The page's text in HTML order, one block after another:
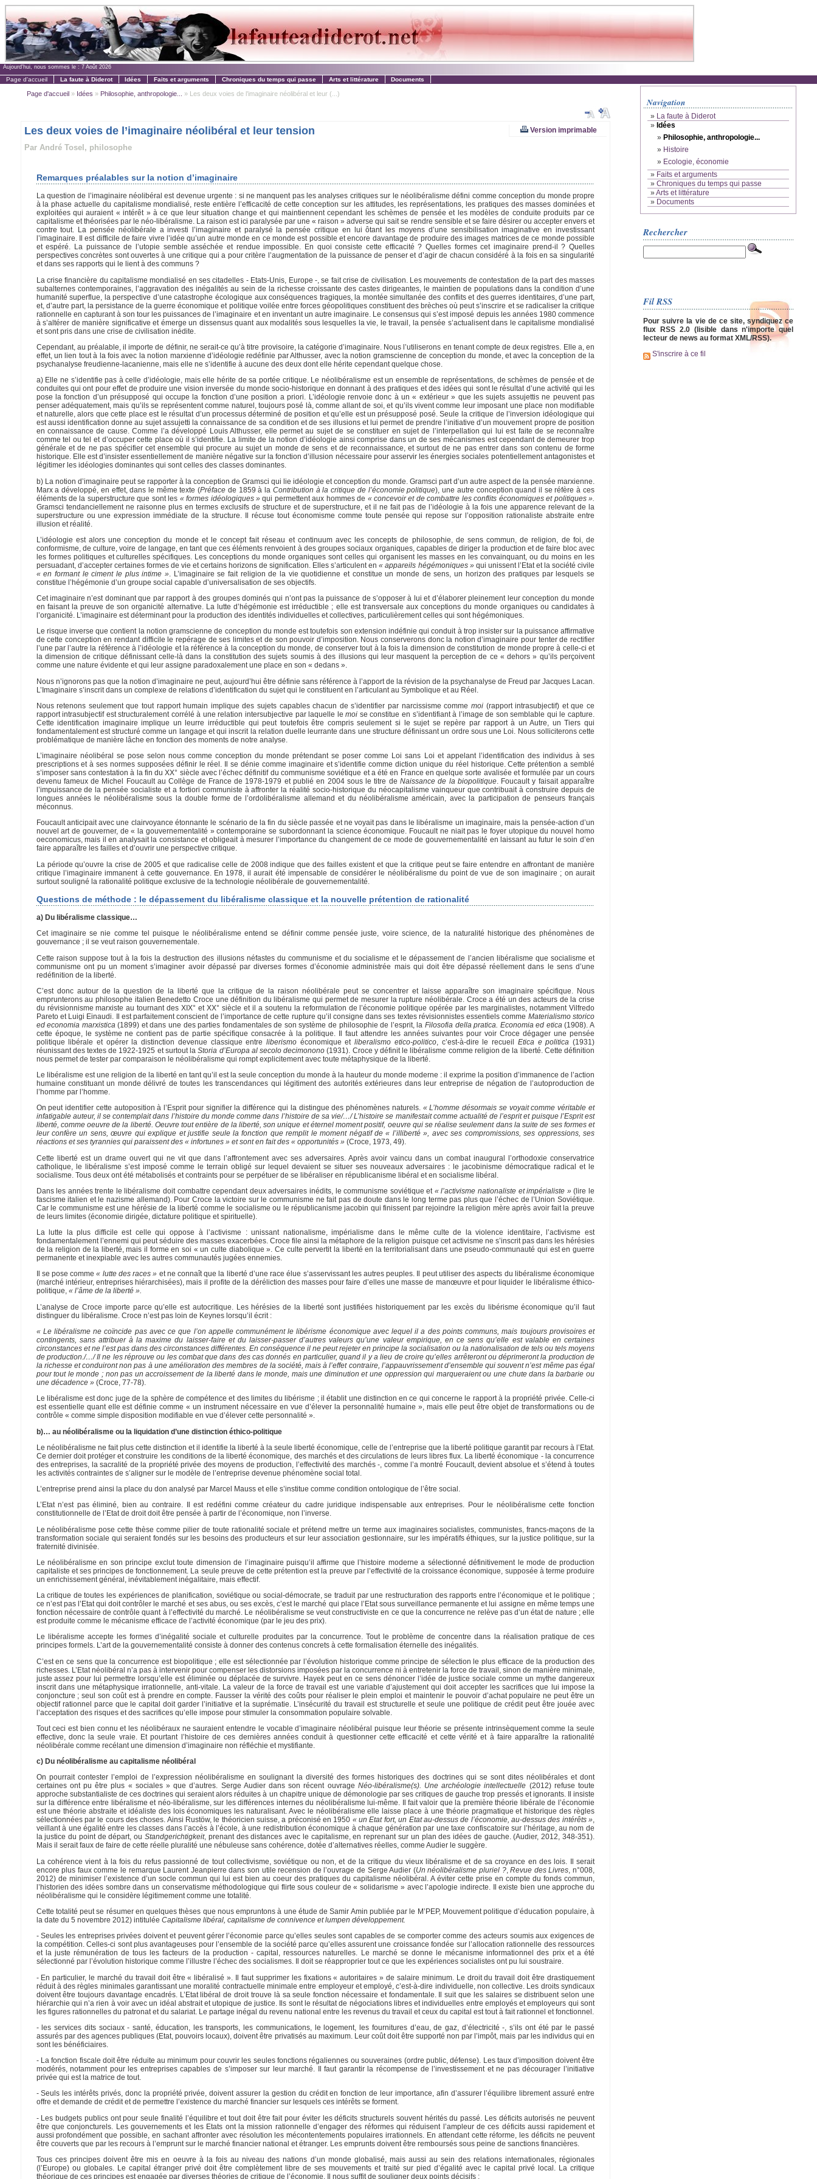
Aujourd'hui, nous sommes le : 7 Août 2026
Page d'accueil La faute à Diderot Idées Faits et arguments Chroniques du temps qui passe Arts et littérature Documents
Page d'accueil» Idées » Philosophie, anthropologie... » Les deux voies de l’imaginaire néolibéral et leur (...)
Version imprimable
Les deux voies de l’imaginaire néolibéral et leur tension
Par André Tosel, philosophe
Remarques préalables sur la notion d’imaginaire
La question de l’imaginaire néolibéral est devenue urgente : si ne manquent pas les analyses critiques sur le néolibéralisme défini comme conception du monde propre
à la phase actuelle du capitalisme mondialisé, reste entière l’efficacité de cette conception sur les attitudes, les représentations, les pratiques des masses dominées et
exploitées qui auraient « intérêt » à ce que leur situation change et qui maintiennent cependant les schèmes de pensée et les modèles de conduite produits par ce
capitalisme et théorisées par le néo-libéralisme. La raison est ici paralysée par une « raison » adverse qui sait se rendre sensible et se faire désirer ou accepter envers et
contre tout. La pensée néolibérale a investi l’imaginaire et paralysé la pensée critique en lui ôtant les moyens d’une sensibilisation imaginative en investissant
l’imaginaire. Il est difficile de faire vivre l’idée qu’un autre monde en ce monde est possible et encore davantage de produire des images matrices de ce monde possible
et espéré. La puissance de l’utopie semble asséchée et rendue impossible. En quoi consiste cette efficacité ? Quelles formes cet imaginaire prend-il ? Quelles
perspectives concrètes sont ouvertes à une critique qui a pour critère l’augmentation de la puissance de penser et d’agir de chacun considéré à la fois en sa singularité
et dans ses rapports qui le lient à des communs ?
La crise financière du capitalisme mondialisé en ses citadelles - Etats-Unis, Europe -, se fait crise de civilisation. Les mouvements de contestation de la part des masses
subalternes contemporaines, l’aggravation des inégalités au sein de la richesse croissante des castes dirigeantes, le maintien de populations dans la condition d’une
humanité superflue, la perspective d’une catastrophe écologique aux conséquences tragiques, la montée simultanée des conflits et des guerres identitaires, d’une part,
et, d’autre part, la persistance de la guerre économique et politique voilée entre forces géopolitiques constituent des brèches où peut s’inscrire et se radicaliser la critique
rationnelle en capturant à son tour les puissances de l’imaginaire et en inventant un autre imaginaire. Le consensus qui s’est imposé depuis les années 1980 commence
à s’altérer de manière significative et émerge un dissensus quant aux modalités sous lesquelles la vie, le travail, la pensée s’actualisent dans le capitalisme mondialisé
et sont pris dans une crise de civilisation inédite.
Cependant, au préalable, il importe de définir, ne serait-ce qu’à titre provisoire, la catégorie d’imaginaire. Nous l’utiliserons en tenant compte de deux registres. Elle a, en
effet, un lien tout à la fois avec la notion marxienne d’idéologie redéfinie par Althusser, avec la notion gramscienne de conception du monde, et avec la conception de la
psychanalyse freudienne-lacanienne, mais elle ne s’identifie à aucune des deux dont elle hérite cependant quelque chose.
a) Elle ne s’identifie pas à celle d’idéologie, mais elle hérite de sa portée critique. Le néolibéralisme est un ensemble de représentations, de schèmes de pensée et de
conduites qui ont pour effet de produire une vision inversée du monde socio-historique en donnant à des pratiques et des idées qui sont le résultat d’une activité qui les
pose la fonction d’un présupposé qui occupe la fonction d’une position a priori. L’idéologie renvoie donc à un « extérieur » que les sujets assujettis ne peuvent pas
penser adéquatement, mais qu’ils se représentent comme naturel, toujours posé là, comme allant de soi, et qu’ils vivent comme leur imposant une place non modifiable
et naturelle, alors que cette place est le résultat d’un processus déterminé de position et qu’elle est un présupposé posé. Seule la critique de l’inversion idéologique qui
est aussi identification donne au sujet assujetti la connaissance de sa condition et de ses illusions et lui permet de prendre l’initiative d’un mouvement propre de position
en connaissance de cause. Comme l’a développé Louis Althusser, elle permet au sujet de se constituer en sujet de l’interpellation qui lui est faite de se reconnaître
comme tel ou tel et d’occuper cette place où il s’identifie. La limite de la notion d’idéologie ainsi comprise dans un de ses mécanismes est cependant de demeurer trop
générale et de ne pas spécifier cet ensemble qui procure au sujet un monde de sens et de reconnaissance, et surtout de ne pas entrer dans son contenu de forme
historique. Elle est d’insister essentiellement de manière négative sur la fonction d’illusion nécessaire pour asservir les énergies sociales potentiellement antagonistes et
légitimer les idéologies dominantes qui sont celles des classes dominantes.
b) La notion d’imaginaire peut se rapporter à la conception de Gramsci qui lie idéologie et conception du monde. Gramsci part d’un autre aspect de la pensée marxienne.
Marx a développé, en effet, dans le même texte (Préface de 1859 à la Contribution à la critique de l’économie politique), une autre conception quand il se réfère à ces
éléments de la superstructure que sont les « formes idéologiques »qui permettent aux hommes de « concevoir et de combattre les conflits économiques et politiques ».
Gramsci tendanciellement ne raisonne plus en termes exclusifs de structure et de superstructure, et il ne fait pas de l’idéologie à la fois une apparence relevant de la
superstructure ou une expression immédiate de la structure. Il récuse tout économisme comme toute pensée qui repose sur l’opposition rationaliste abstraite entre
illusion et réalité.
L’idéologie est alors une conception du monde et le concept fait réseau et continuum avec les concepts de philosophie, de sens commun, de religion, de foi, de
conformisme, de culture, voire de langage, en tant que ces éléments renvoient à des groupes sociaux organiques, capables de diriger la production et de faire bloc avec
les formes politiques et culturelles spécifiques. Les conceptions du monde organiques sont celles qui organisent les masses en les convainquant, ou du moins en les
persuadant, d’accepter certaines formes de vie et certains horizons de signification. Elles s’articulent en« appareils hégémoniques »qui unissent l’Etat et la société civile
« en formant le ciment le plus intime ». L’imaginaire se fait religion de la vie quotidienne et constitue un monde de sens, un horizon des pratiques par lesquels se
constitue l’hégémonie d’un groupe social capable d’universalisation de ses objectifs.
Cet imaginaire n’est dominant que par rapport à des groupes dominés qui n’ont pas la puissance de s’opposer à lui et d’élaborer pleinement leur conception du monde
en faisant la preuve de son organicité alternative. La lutte d’hégémonie est irréductible ; elle est transversale aux conceptions du monde organiques ou candidates à
l’organicité. L’imaginaire est déterminant pour la production des identités individuelles et collectives, particulièrement celles qui sont hégémoniques.
Le risque inverse que contient la notion gramscienne de conception du monde est toutefois son extension indéfinie qui conduit à trop insister sur la puissance affirmative
de cette conception en rendant difficile le repérage de ses limites et de son pouvoir d’imposition. Nous conserverons donc la notion d’imaginaire pour tenter de rectifier
l’une par l’autre la référence à l’idéologie et la référence à la conception du monde, de conserver tout à la fois la dimension de constitution de monde propre à celle-ci et
la dimension de critique définissant celle-là dans la constitution des sujets soumis à des illusions qui leur masquent la perception de ce « dehors » qu’ils perçoivent
comme une nature évidente et qui leur assigne paradoxalement une place en son « dedans ».
Nous n’ignorons pas que la notion d’imaginaire ne peut, aujourd’hui être définie sans référence à l’apport de la révision de la psychanalyse de Freud par Jacques Lacan.
L’Imaginaire s’inscrit dans un complexe de relations d’identification du sujet qui le constituent en l’articulant au Symbolique et au Réel.
Nous retenons seulement que tout rapport humain implique des sujets capables chacun de s’identifier par narcissisme comme moi(rapport intrasubjectif) et que ce
rapport intrasubjectif est structuralement corrélé à une relation intersubjective par laquelle lemoi se constitue en s’identifiant à l’image de son semblable qui le capture.
Cette identification imaginaire implique un leurre irréductible qui peut toutefois être compris seulement si le sujet se repère par rapport à un Autre, un Tiers qui
fondamentalement est structuré comme un langage et qui inscrit la relation duelle leurrante dans une structure définissant un ordre sous une Loi. Nous solliciterons cette
problématique de manière lâche en fonction des moments de notre analyse.
L’imaginaire néolibéral se pose selon nous comme conception du monde prétendant se poser comme Loi sans Loi et appelant l’identification des individus à ses
prescriptions et à ses normes supposées définir le réel. Il se dénie comme imaginaire et s’identifie comme diction unique du réel historique. Cette prétention a semblé
s’imposer sans contestation à la fin du XX° siècle avec l’échec définitif du communisme soviétique et a été en France en quelque sorte avalisée et formulée par un cours
devenu fameux de Michel Foucault au Collège de France de 1978-1979 et publié en 2004 sous le titre de Naissance de la biopolitique. Foucault y faisait apparaître
l’impuissance de la pensée socialiste et a fortiori communiste à affronter la réalité socio-historique du néocapitalisme vainqueur que contribuait à construire depuis de
longues années le néolibéralisme sous la double forme de l’ordolibéralisme allemand et du néolibéralisme américain, avec la participation de penseurs français
méconnus.
Foucault anticipait avec une clairvoyance étonnante le scénario de la fin du siècle passée et ne voyait pas dans le libéralisme un imaginaire, mais la pensée-action d’un
nouvel art de gouverner, de « la gouvernementalité » contemporaine se subordonnant la science économique. Foucault ne niait pas le foyer utopique du nouvel homo
oeconomicus, mais il en analysait la consistance et obligeait à mesurer l’importance du changement de ce mode de gouvernementalité en laissant au futur le soin d’en
faire apparaître les failles et d’ouvrir une perspective critique.
La période qu’ouvre la crise de 2005 et que radicalise celle de 2008 indique que des failles existent et que la critique peut se faire entendre en affrontant de manière
critique l’imaginaire immanent à cette gouvernance. En 1978, il aurait été impensable de considérer le néolibéralisme du point de vue de son imaginaire ; on aurait
surtout souligné la rationalité politique exclusive de la technologie néolibérale de gouvernementalité.
Questions de méthode : le dépassement du libéralisme classique et la nouvelle prétention de rationalité
a) Du libéralisme classique…
Cet imaginaire se nie comme tel puisque le néolibéralisme entend se définir comme pensée juste, voire science, de la naturalité historique des phénomènes de
gouvernance ; il se veut raison gouvernementale.
Cette raison suppose tout à la fois la destruction des illusions néfastes du communisme et du socialisme et le dépassement de l’ancien libéralisme que socialisme et
communisme ont pu un moment s’imaginer avoir dépassé par diverses formes d’économie administrée mais qui doit être dépassé réellement dans le sens d’une
redéfinition de la liberté.
C’est donc autour de la question de la liberté que la critique de la raison néolibérale peut se concentrer et laisse apparaître son imaginaire spécifique. Nous
emprunterons au philosophe italien Benedetto Croce une définition du libéralisme qui permet de mesurer la rupture néolibérale. Croce a été un des acteurs de la crise
du révisionnisme marxiste au tournant des XIX° et XX° siècle et il a soutenu la reformulation de l’économie politique opérée par les marginalistes, notamment Vilfredo
Pareto et Luigi Einaudi. Il est parfaitement conscient de l’importance de cette rupture qu’il consigne dans ses textes révisionnistes essentiels comme Materialismo storico
ed economia marxistica(1899) et dans une des parties fondamentales de son système de philosophie de l’esprit, la Filosofia della pratica. Economia ed etica(1908). A
cette époque, le système ne contient pas de partie spécifique consacrée à la politique. Il faut attendre les années suivantes pour voir Croce dégager une pensée
politique libérale et opérer la distinction devenue classique entreliberismo économique etliberalismo etico-politico, c’est-à-dire le recueil Etica e politica (1931)
réunissant des textes de 1922-1925 et surtout laStoria d’Europa al secolo decimonono (1931). Croce y définit le libéralisme comme religion de la liberté. Cette définition
nous permet de tester par comparaison le néolibéralisme qui rompt explicitement avec toute métaphysique de la liberté.
Le libéralisme est une religion de la liberté en tant qu’il est la seule conception du monde à la hauteur du monde moderne : il exprime la position d’immanence de l’action
humaine constituant un monde délivré de toutes les transcendances qui légitiment des autorités extérieures dans leur entreprise de négation de l’autoproduction de
l’homme par l’homme.
On peut identifier cette autoposition à l’Esprit pour signifier la différence qui la distingue des phénomènes naturels. « L’homme désormais se voyait comme véritable et
infatigable auteur, il se contemplait dans l’histoire du monde comme dans l’histoire de sa vie/…/ L’histoire se manifestait comme actualité de l’esprit et puisque l’Esprit est
liberté, comme oeuvre de la liberté. Oeuvre tout entière de la liberté, son unique et éternel moment positif, oeuvre qui se réalise seulement dans la suite de ses formes et
leur confère un sens, œuvre qui explique et justifie seule la fonction que remplit le moment négatif de « l’illiberté », avec ses compromissions, ses oppressions, ses
réactions et ses tyrannies qui paraissent des « infortunes » et sont en fait des « opportunités »(Croce, 1973, 49).
Cette liberté est un drame ouvert qui ne vit que dans l’affrontement avec ses adversaires. Après avoir vaincu dans un combat inaugural l’orthodoxie conservatrice
catholique, le libéralisme s’est imposé comme le terrain obligé sur lequel devaient se situer ses nouveaux adversaires : le jacobinisme démocratique radical et le
socialisme. Tous deux ont été métabolisés et contraints pour se perpétuer de se libéraliser en républicanisme libéral et en socialisme libéral.
Dans les années trente le libéralisme doit combattre cependant deux adversaires inédits, le communisme soviétique et « l’activisme nationaliste et impérialiste »(lire le
fascisme italien et le nazisme allemand). Pour Croce la victoire sur le communisme ne fait pas de doute dans le long terme pas plus que l’échec de l’Union Soviétique.
Car le communisme est une hérésie de la liberté comme le socialisme ou le républicanisme jacobin qui finissent par rejoindre la religion mère après avoir fait la preuve
de leurs limites (économie dirigée, dictature politique et spirituelle).
La lutte la plus difficile est celle qui oppose à l’activisme : unissant nationalisme, impérialisme dans le même culte de la violence identitaire, l’activisme est
fondamentalement l’ennemi qui peut séduire des masses exacerbées. Croce file ainsi la métaphore de la religion puisque cet activisme ne s’inscrit pas dans les hérésies
de la religion de la liberté, mais il forme en soi « un culte diabolique ». Ce culte pervertit la liberté en la territorialisant dans une pseudo-communauté qui est en guerre
permanente et inexpiable avec les autres communautés jugées ennemies.
Il se pose comme« lutte des races » et ne connaît que la liberté d’une race élue s’asservissant les autres peuples. Il peut utiliser des aspects du libéralisme économique
(marché intérieur, entreprises hiérarchisées), mais il profite de la déréliction des masses pour faire d’elles une masse de manœuvre et pour liquider le libéralisme éthico-
politique, « l’âme de la liberté ».
L’analyse de Croce importe parce qu’elle est autocritique. Les hérésies de la liberté sont justifiées historiquement par les excès du libérisme économique qu’il faut
distinguer du libéralisme. Croce n’est pas loin de Keynes lorsqu’il écrit :
« Le libéralisme ne coïncide pas avec ce que l’on appelle communément le libérisme économique avec lequel il a des points communs, mais toujours provisoires et
contingents, sans attribuer à la maxime du laisser-faire et du laisser-passer d’autres valeurs qu’une valeur empirique, en ce sens qu’elle est valable en certaines
circonstances et ne l’est pas dans des circonstances différentes. En conséquence il ne peut rejeter en principe la socialisation ou la nationalisation de tels ou tels moyens
de production./…/ Il ne les réprouve ou les combat que dans des cas donnés en particulier, quand il y a lieu de croire qu’elles arrêteront ou déprimeront la production de
la richesse et conduiront non pas à une amélioration des membres de la société, mais à l’effet contraire, l’appauvrissement d’ensemble qui souvent n’est même pas égal
pour tout le monde ; non pas un accroissement de la liberté dans le monde, mais une diminution et une oppression qui marqueraient ou une chute dans la barbarie ou
une décadence »(Croce, 77-78).
Le libéralisme est donc juge de la sphère de compétence et des limites du libérisme ; il établit une distinction en ce qui concerne le rapport à la propriété privée. Celle-ci
est essentielle quant elle est définie comme « un instrument nécessaire en vue d’élever la personnalité humaine », mais elle peut être objet de transformations ou de
contrôle « comme simple disposition modifiable en vue d’élever cette personnalité ».
b)… au néolibéralisme ou la liquidation d’une distinction éthico-politique
Le néolibéralisme ne fait plus cette distinction et il identifie la liberté à la seule liberté économique, celle de l’entreprise que la liberté politique garantit par recours à l’Etat.
Ce dernier doit protéger et construire les conditions de la liberté économique, des marchés et des circulations de leurs libres flux. La liberté économique - la concurrence
des entreprises, la sacralité de la propriété privée des moyens de production, l’effectivité des marchés -, comme l’a montré Foucault, devient absolue et s’étend à toutes
les activités contraintes de s’aligner sur le modèle de l’entreprise devenue phénomène social total.
L’entreprise prend ainsi la place du don analysé par Marcel Mauss et elle s’institue comme condition ontologique de l’être social.
L’Etat n’est pas éliminé, bien au contraire. Il est redéfini comme créateur du cadre juridique indispensable aux entreprises. Pour le néolibéralisme cette fonction
constitutionnelle de l’Etat de droit doit être pensée à partir de l’économique, non l’inverse.
Le néolibéralisme pose cette thèse comme pilier de toute rationalité sociale et prétend mettre un terme aux imaginaires socialistes, communistes, francs-maçons de la
transformation sociale qui seraient fondés sur les besoins des producteurs et sur leur association gestionnaire, sur les impératifs éthiques, sur la justice politique, sur la
fraternité divinisée.
Le néolibéralisme en son principe exclut toute dimension de l’imaginaire puisqu’il affirme que l’histoire moderne a sélectionné définitivement le mode de production
capitaliste et ses principes de fonctionnement. La seule preuve de cette prétention est la preuve par l’effectivité de la croissance économique, supposée à terme produire
un enrichissement général, inévitablement inégalitaire, mais effectif.
La critique de toutes les expériences de planification, soviétique ou social-démocrate, se traduit par une restructuration des rapports entre l’économique et le politique ;
ce n’est pas l’Etat qui doit contrôler le marché et ses abus, ou ses excès, c’est le marché qui place l’Etat sous surveillance permanente et lui assigne en même temps une
fonction nécessaire de contrôle quant à l’effectivité du marché. Le néolibéralisme se veut constructiviste en ce que la concurrence ne relève pas d’un état de nature ; elle
est produite comme le mécanisme efficace de l’activité économique (par le jeu des prix).
Le libéralisme accepte les formes d’inégalité sociale et culturelle produites par la concurrence. Tout le problème de concentre dans la réalisation pratique de ces
principes formels. L’art de la gouvernementalité consiste à donner des contenus concrets à cette formalisation éternelle des inégalités.
C’est en ce sens que la concurrence est biopolitique ; elle est sélectionnée par l’évolution historique comme principe de sélection le plus efficace de la production des
richesses. L’Etat néolibéral n’a pas à intervenir pour compenser les distorsions imposées par la concurrence ni à entretenir la force de travail, sinon de manière minimale,
juste assez pour lui permettre lorsqu’elle est éliminée ou déplacée de survivre. Hayek peut en ce sens dénoncer l’idée de justice sociale comme un mythe dangereux
inscrit dans une métaphysique irrationnelle, anti-vitale. La valeur de la force de travail est une variable d’ajustement qui doit accepter les sacrifices que lui impose la
conjoncture ; seul son coût est à prendre en compte. Fausser la vérité des coûts pour réaliser le plein emploi et maintenir le pouvoir d’achat populaire ne peut être un
objectif rationnel parce que le capital doit garder l’initiative et la suprématie. L’insécurité du travail est structurelle et seule une politique de crédit peut être jouée avec
l’acceptation des risques et des sacrifices qu’elle impose pour stimuler la consommation populaire solvable.
Tout ceci est bien connu et les néolibéraux ne sauraient entendre le vocable d’imaginaire néolibéral puisque leur théorie se présente intrinsèquement comme la seule
effective, donc la seule vraie. Et pourtant l’histoire de ces dernières années conduit à questionner cette efficacité et cette vérité et à faire apparaître la rationalité
néolibérale comme recélant une dimension d’imaginaire non réfléchie et mystifiante.
c) Du néolibéralisme au capitalisme néolibéral
On pourrait contester l’emploi de l’expression néolibéralisme en soulignant la diversité des formes historiques des doctrines qui se sont dites néolibérales et dont
certaines ont pu être plus « sociales » que d’autres. Serge Audier dans son récent ouvrage Néo-libéralisme(s). Une archéologie intellectuelle (2012) refuse toute
approche substantialiste de ces doctrines qui seraient alors réduites à un chapitre unique de démonologie par ses critiques de gauche trop pressés et ignorants. Il insiste
sur la différence entre libéralisme et néo-libéralisme, sur les différences internes du néolibéralisme lui-même. Il fait valoir que la première théorie libérale de l’économie
est une théorie abstraite et idéaliste des lois économiques les naturalisant. Avec le néolibéralisme elle laisse place à une théorie pragmatique et historique des règles
sélectionnées par le cours des choses. Ainsi Rustöw, le théoricien suisse, a préconisé en 1950 « un Etat fort, un Etat au-dessus de l’économie, au-dessus des intérêts »,
veillant à une égalité entre les classes dans l’accès à l’école, à une redistribution économique à chaque génération par une taxe confiscatoire sur l’héritage, au nom de
la justice du point de départ, ouStandgerichtigkeit, prenant des distances avec le capitalisme, en reprenant sur un plan des idées de gauche. (Audier, 2012, 348-351).
Mais il serait faux de faire de cette réelle pluralité une nébuleuse sans cohérence, dotée d’alternatives réelles, comme Audier le suggère.
La cohérence vient à la fois du refus passionné de tout collectivisme, soviétique ou non, et de la critique du vieux libéralisme et de sa croyance en des lois. Il serait
encore plus faux comme le remarque Laurent Jeanpierre dans son utile recension de l’ouvrage de Serge Audier (Un néolibéralisme pluriel ?,Revue des Livres , n°008,
2012) de minimiser l’existence d’un socle commun qui lui est bien au coeur des pratiques du capitalisme néolibéral. A éviter cette prise en compte du fonds commun,
l’historien des idées sombre dans un conservatisme méthodologique qui flirte sous couleur de « solidarisme » avec l’apologie indirecte. Il existe bien une approche du
néolibéralisme qui le considère légitimement comme une totalité.
Cette totalité peut se résumer en quelques thèses que nous empruntons à une étude de Samir Amin publiée par le M’PEP, Mouvement politique d’éducation populaire, à
la date du 5 novembre 2012) intitulée Capitalisme libéral, capitalisme de connivence et lumpen développement.
- Seules les entreprises privées doivent et peuvent gérer l’économie parce qu’elles seules sont capables de se comporter comme des acteurs soumis aux exigences de
la compétition. Celles-ci sont plus avantageuses pour l’ensemble de la société parce qu’elles assurent une croissance fondée sur l’allocation rationnelle des ressources
et la juste rémunération de tous les facteurs de la production - capital, ressources naturelles. Le marché se donne le mécanisme informationnel des prix et a été
sélectionné par l’évolution historique comme l’illustre l’échec des socialismes. Il doit se réapproprier tout ce que les expériences socialistes ont pu lui soustraire.
- En particulier, le marché du travail doit être « libéralisé ». Il faut supprimer les fixations « autoritaires » de salaire minimum. Le droit du travail doit être drastiquement
réduit à des règles minimales garantissant une moralité contractuelle minimale entre employeur et employé, c’est-à-dire individuelle, non collective. Les droits syndicaux
doivent être toujours davantage encadrés. L’Etat libéral de droit trouve là sa seule fonction nécessaire et fondamentale. Il suit que les salaires se distribuent selon une
hiérarchie qui n’a rien à voir avec un idéal abstrait et utopique de justice. Ils sont le résultat de négociations libres et individuelles entre employés et employeurs qui sont
les figures rationnelles du patronat et du salariat. Le partage inégal du revenu national entre les revenus du travail et ceux du capital est tout à fait rationnel et fonctionnel.
- les services dits sociaux - santé, éducation, les transports, les communications, le logement, les fournitures d’eau, de gaz, d’électricité -, s’ils ont été par le passé
assurés par des agences publiques (Etat, pouvoirs locaux), doivent être privatisés au maximum. Leur coût doit être supporté non par l’impôt, mais par les individus qui en
sont les bénéficiaires.
- La fonction fiscale doit être réduite au minimum pour couvrir les seules fonctions régaliennes ou souveraines (ordre public, défense). Les taux d’imposition doivent être
modérés, notamment pour les entreprises capables de s’imposer sur leur marché. Il faut garantir la récompense de l’investissement et ne pas décourager l’initiative
privée qui est la matrice de tout.
- Seuls les intérêts privés, donc la propriété privée, doivent assurer la gestion du crédit en fonction de leur importance, afin d’assurer l’équilibre librement assuré entre
offre et demande de crédit et de permettre l’existence du marché financier sur lesquels ces intérêts se forment.
- Les budgets publics ont pour seule finalité l’équilibre et tout doit être fait pour éviter les déficits structurels souvent hérités du passé. Les déficits autorisés ne peuvent
être que conjoncturels. Les gouvernements et les Etats ont la mission rationnelle d’engager des réformes qui réduisent l’ampleur de ces déficits aussi rapidement et
aussi profondément que possible, en sachant affronter avec résolution les mécontentements populaires irrationnels. En attendant cette réforme, les déficits ne peuvent
être couverts que par les recours à l’emprunt sur le marché financier national et étranger. Les emprunts doivent être remboursés sous peine de sanctions financières.
Tous ces principes doivent être mis en oeuvre à la fois au niveau des nations d’un monde globalisé, mais aussi au sein des relations internationales, régionales
(l’Europe) ou globales. Le capital étranger privé doit être complètement libre de ses mouvements et traité sur pied d’égalité avec le capital privé local. La critique
théorique de ces principes est engagée par diverses théories de critique de l’économie. Il nous suffit de souligner deux points décisifs :
Navigation
» La faute à Diderot
» Idées
» Philosophie, anthropologie...
» Histoire
» Ecologie, économie
» Faits et arguments
» Chroniques du temps qui passe
»Arts et littérature
» Documents
Rechercher
Fil RSS
Pour suivre la vie de ce site, syndiquez ce
flux RSS 2.0 (lisible dans n'importe quel
lecteur de news au format XML/RSS).
S'inscrire à ce fil